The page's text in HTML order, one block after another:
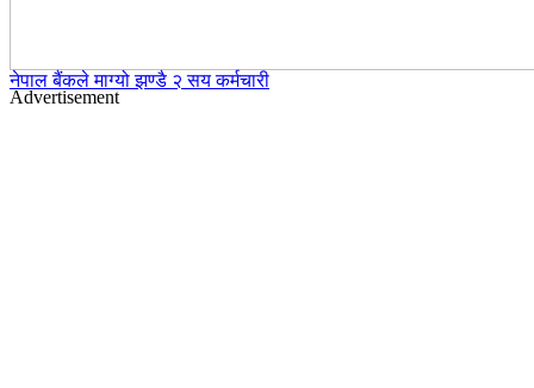
नेपाल बैंकले माग्यो झण्डै २ सय कर्मचारी
Advertisement